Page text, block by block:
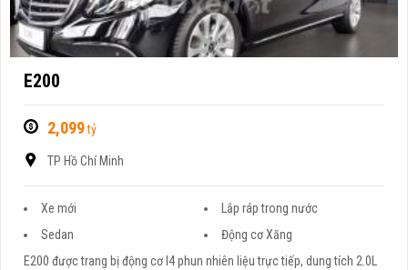
E200
2,099tỷ
TP Hồ Chí Minh
Xe mới
Lắp ráp trong nước
Sedan
Động cơ Xăng
E200 được trang bị động cơ I4 phun nhiên liệu trực tiếp, dung tích 2.0L